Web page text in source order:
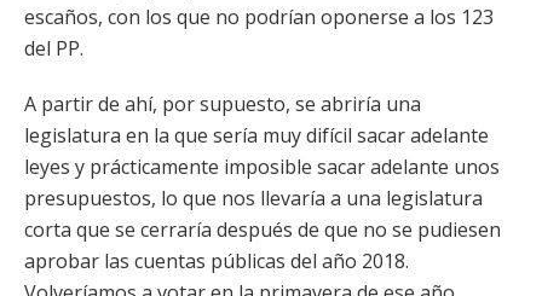
escaños, con los que no podrían oponerse a los 123
del PP.
A partir de ahí, por supuesto, se abriría una
legislatura en la que sería muy difícil sacar adelante
leyes y prácticamente imposible sacar adelante unos
presupuestos, lo que nos llevaría a una legislatura
corta que se cerraría después de que no se pudiesen
aprobar las cuentas públicas del año 2018.